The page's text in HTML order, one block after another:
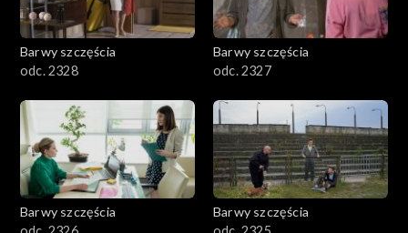
Barwy szczęścia
odc. 2328
Barwy szczęścia
odc. 2327
Barwy szczęścia
Barwy szczęścia